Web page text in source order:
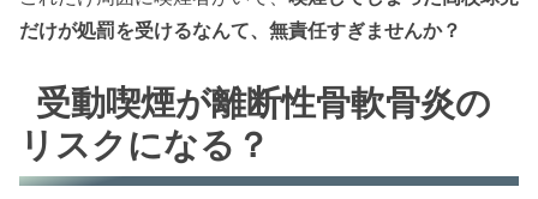
だけが処罰を受けるなんて、無責任すぎませんか？
受動喫煙が離断性骨軟骨炎の
リスクになる？